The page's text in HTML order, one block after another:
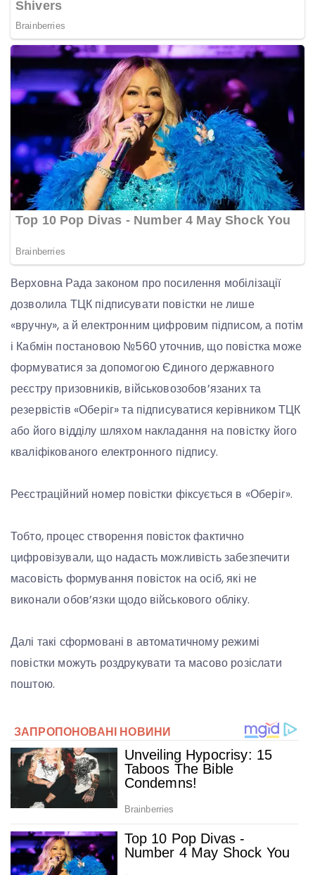
Верховна Рада законом про посилення мобілізації
дозволила ТЦК підписувати повістки не лише
«вручну», а й електронним цифровим підписом, а потім
і Кабмін постановою №560 уточнив, що повістка може
формуватися за допомогою Єдиного державного
реєстру призовників, військовозобов’язаних та
резервістів «Оберіг» та підписуватися керівником ТЦК
або його відділу шляхом накладання на повістку його
кваліфікованого електронного підпису.
Реєстраційний номер повістки фіксується в «Оберіг».
Тобто, процес створення повісток фактично
цифровізували, що надасть можливість забезпечити
масовість формування повісток на осіб, які не
виконали обов’язки щодо військового обліку.
Далі такі сформовані в автоматичному режимі
повістки можуть роздрукувати та масово розіслати
поштою.